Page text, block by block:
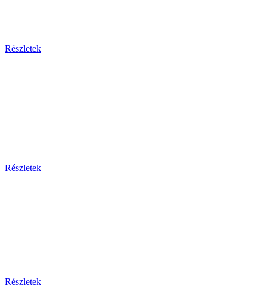
Részletek
Részletek
Részletek